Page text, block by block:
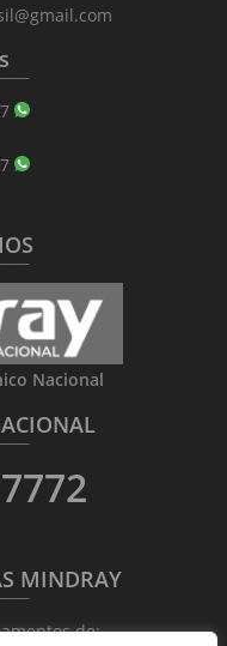
Nacional
MINDRAY
de: